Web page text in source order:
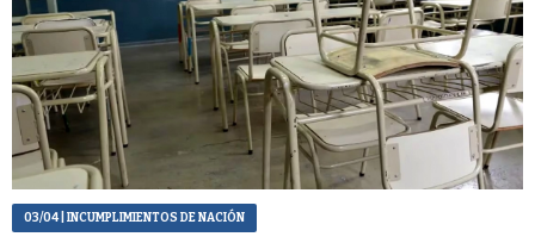
03/04| INCUMPLIMIENTOS DE NACIÓN